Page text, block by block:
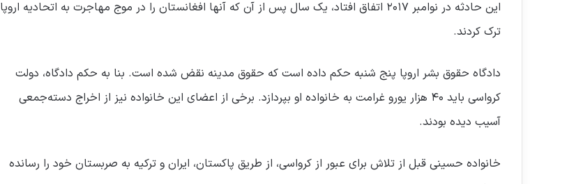
این حادثه در نوامبر ۲۰۱۷ اتفاق افتاد، یک سال پس از آن که آنها افغانستان را در موج مهاجرت به اتحادیه اروپا
ترک کردند.
دادگاه حقوق بشر اروپا پنج شنبه حکم داده است که حقوق مدینه نقض شده است. بنا به حکم دادگاه، دولت
کرواسی باید ۴۰ هزار یورو غرامت به خانواده او بپردازد. برخی از اعضای این خانواده‌ نیز از اخراج دسته‌‎جمعی
آسیب دیده بودند.
خانواده حسینی قبل از تلاش برای عبور از کرواسی، از طریق پاکستان، ایران و ترکیه به صربستان خود را رسانده